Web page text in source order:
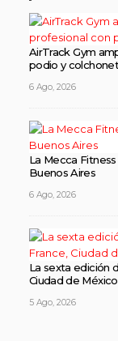
AirTrack Gym
podio y
6 Ago, 2026
La Mecca
Buenos Aires
6 Ago, 2026
La sexta edición
Ciudad de México
5 Ago, 2026